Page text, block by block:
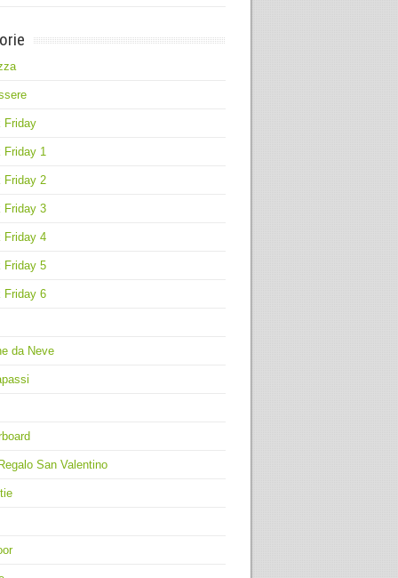
Friday
Friday 1
Friday 2
Friday 3
Friday 4
Friday 5
Friday 6
da Neve
San Valentino